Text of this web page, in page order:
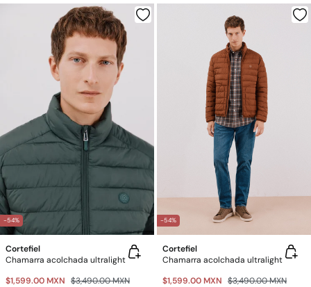
-54%
Cortefiel
Chamarra acolchada ultralight
$1,599.00 MXN $3,490.00 MXN
-54%
Cortefiel
Chamarra acolchada ultralight
$1,599.00 MXN $3,490.00 MXN